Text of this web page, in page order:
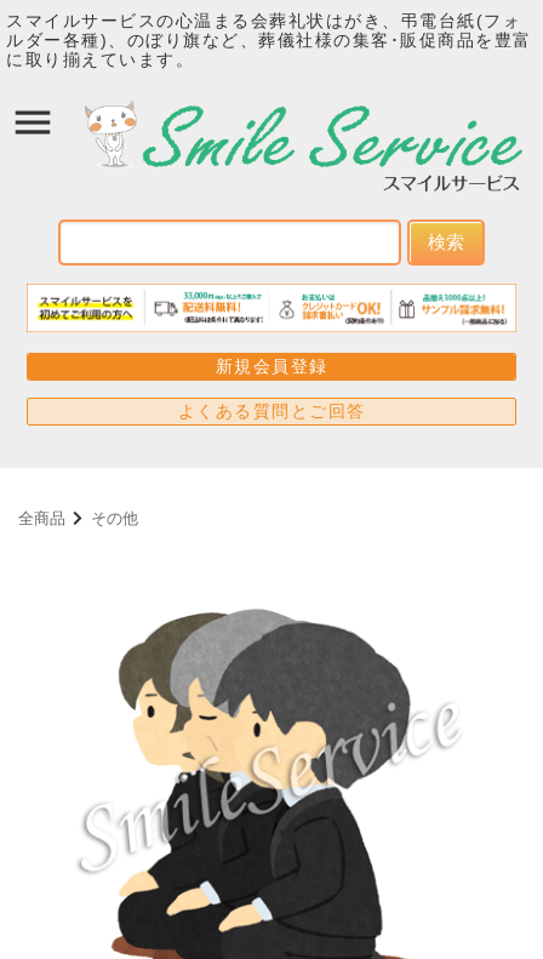
スマイルサービスの心温まる会葬礼状はがき、弔電台紙(フォ
ルダー各種)、のぼり旗など、葬儀社様の集客･販促商品を豊富
に取り揃えています。
検索
新規会員登録
よくある質問とご回答
全商品 その他